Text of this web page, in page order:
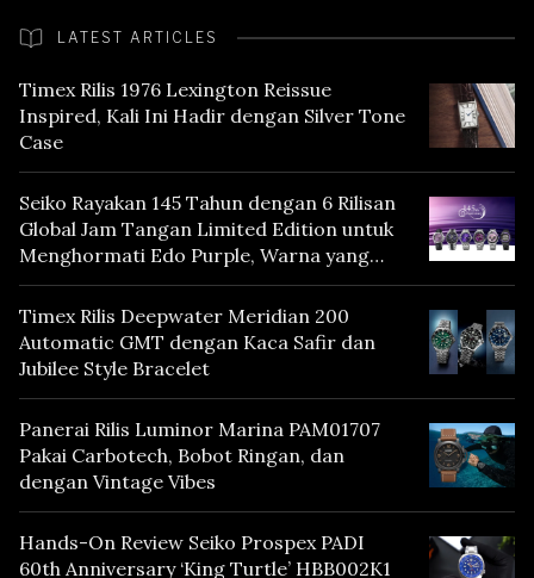
LATEST ARTICLES
Timex Rilis 1976 Lexington Reissue
Inspired, Kali Ini Hadir dengan Silver Tone
Case
Seiko Rayakan 145 Tahun dengan 6 Rilisan
Global Jam Tangan Limited Edition untuk
Menghormati Edo Purple, Warna yang
Mencerminkan Warisan Tokyo
Timex Rilis Deepwater Meridian 200
Automatic GMT dengan Kaca Safir dan
Jubilee Style Bracelet
Panerai Rilis Luminor Marina PAM01707
Pakai Carbotech, Bobot Ringan, dan
dengan Vintage Vibes
Hands-On Review Seiko Prospex PADI
60th Anniversary ‘King Turtle’ HBB002K1